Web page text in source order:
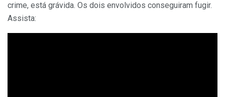
crime, está grávida. Os dois envolvidos conseguiram fugir.
Assista: